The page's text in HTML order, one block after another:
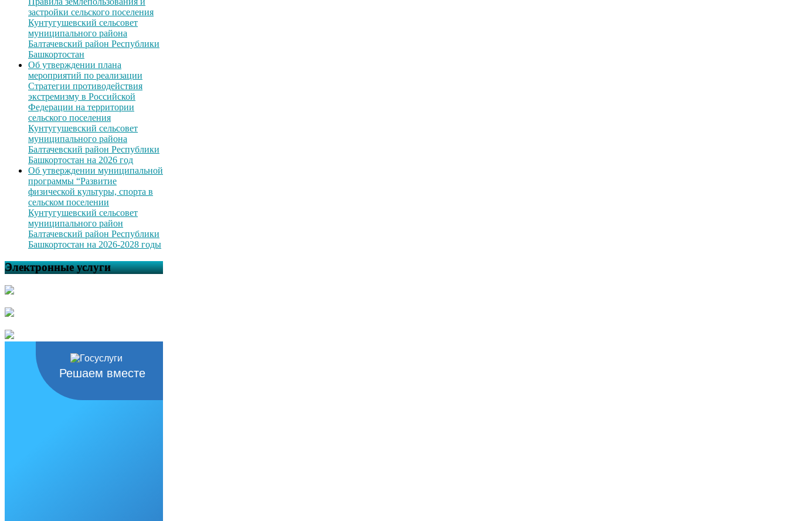
застройки сельского поселения
Кунтугушевский сельсовет
муниципального района
Балтачевский район Республики
Башкортостан
Об утверждении плана
мероприятий по реализации
Стратегии противодействия
экстремизму в Российской
Федерации на территории
сельского поселения
Кунтугушевский сельсовет
муниципального района
Балтачевский район Республики
Башкортостан на 2026 год
Об утверждении муниципальной
программы “Развитие
физической культуры, спорта в
сельском поселении
Кунтугушевский сельсовет
муниципального район
Балтачевский район Республики
Башкортостан на 2026-2028 годы
Электронные услуги
Решаем вместе